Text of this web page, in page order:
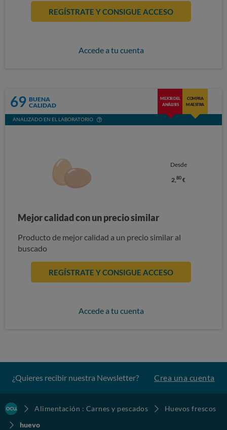
REGÍSTRATE Y CONSIGUE ACCESO
Accede a tu cuenta
69 BUENA
CALIDAD
MEJOR DEL
ANÁLISIS
COMPRA
MAESTRA
ANALIZADO EN EL LABORATORIO
Desde
2,80 €
Mejor calidad con un precio similar
Producto de mejor calidad a un precio similar al
buscado
REGÍSTRATE Y CONSIGUE ACCESO
Accede a tu cuenta
¿Quieres recibir nuestra Newsletter? Crea una cuenta
Alimentación : Carnes y pescados
Huevos frescos
huevo